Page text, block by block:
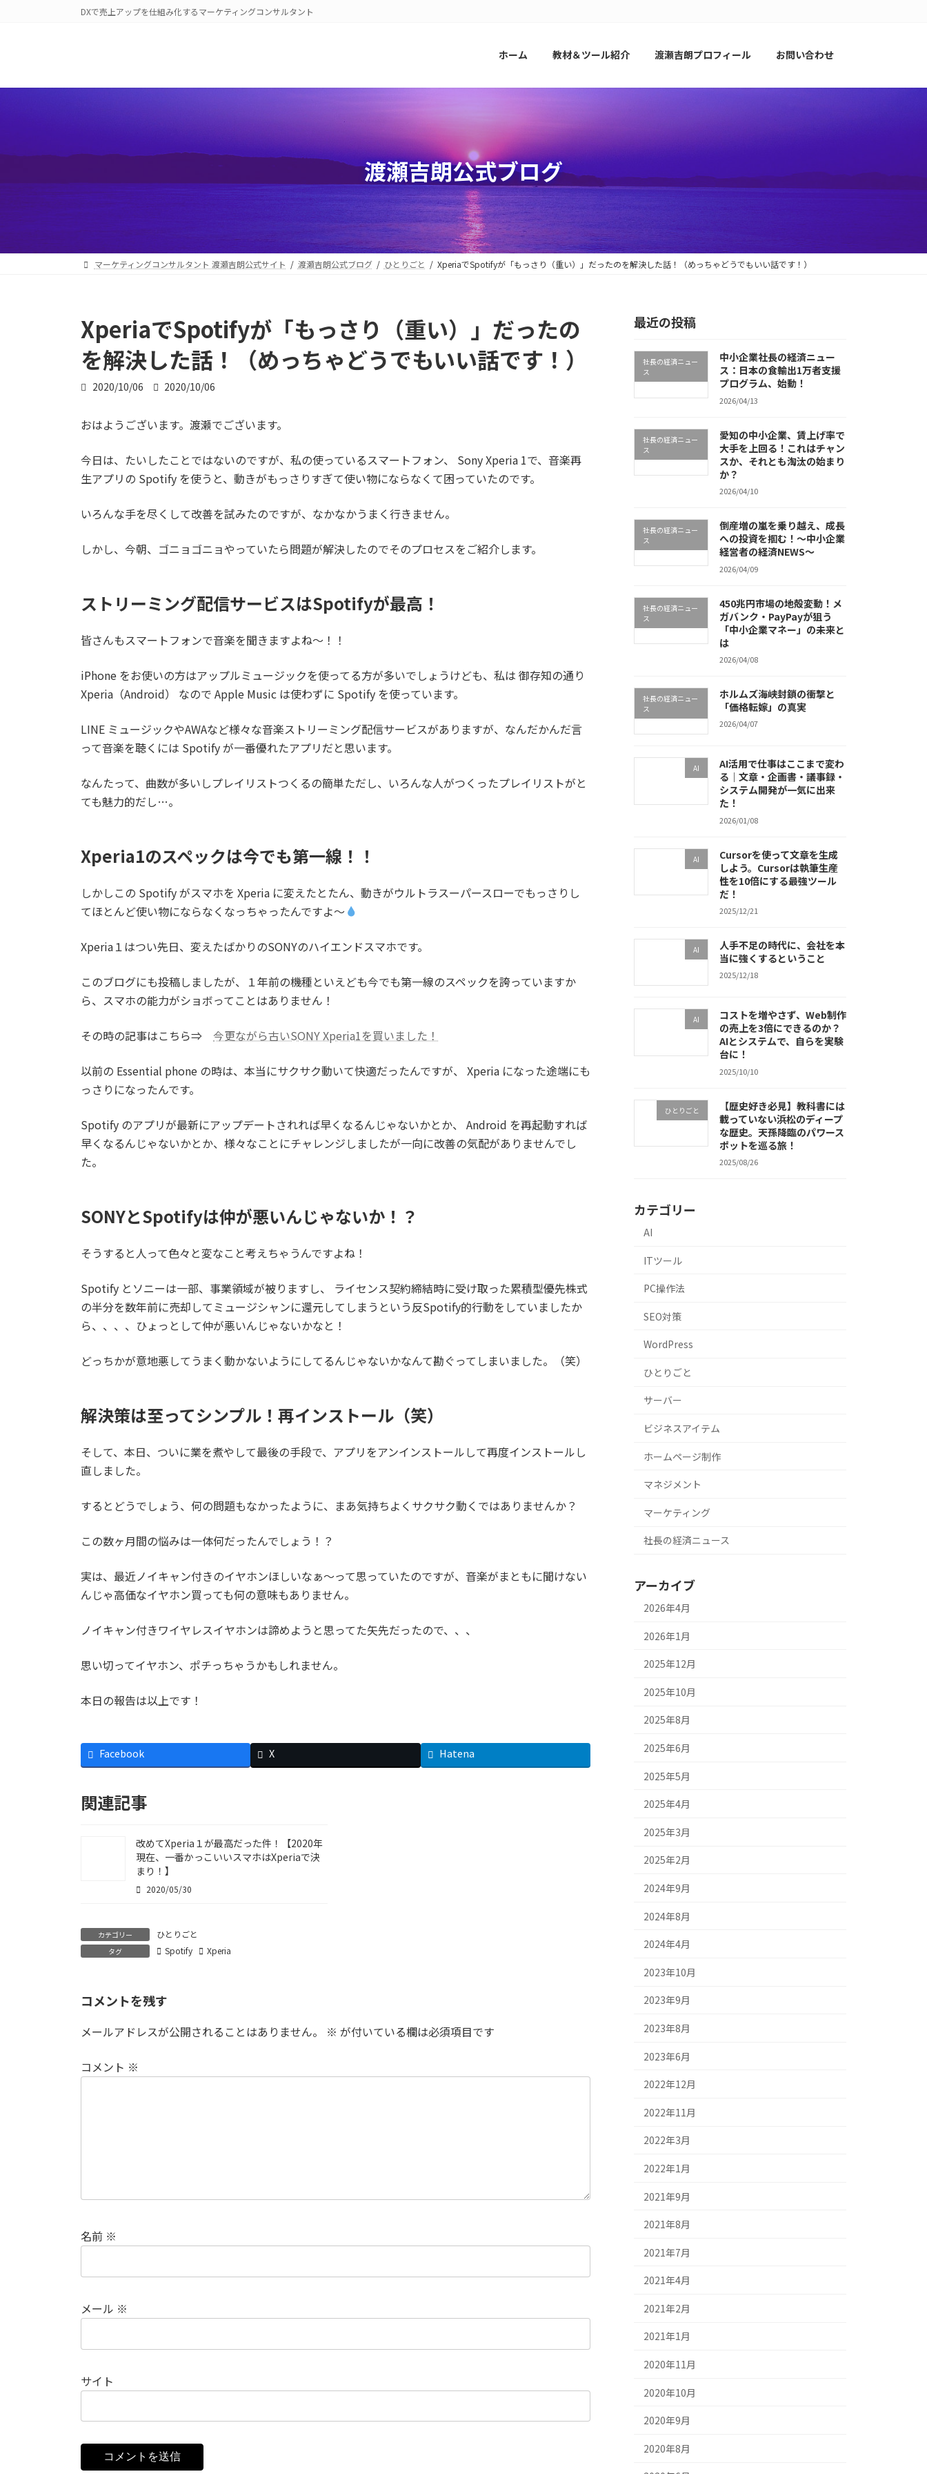
へ
プ
ョ
動
DXで売上アップを仕組み化するマーケティングコンサルタント
ホーム 教材＆ツール紹介 渡瀬吉朗プロフィール お問い合わせ
渡瀬吉朗公式ブログ
マーケティングコンサルタント 渡瀬吉朗公式サイト 渡瀬吉朗公式ブログ ひとりごと XperiaでSpotifyが「もっさり（重い）」だったのを解決した話！（めっちゃどうでもいい話です！）
XperiaでSpotifyが「もっさり（重い）」だったの
を解決した話！（めっちゃどうでもいい話です！）
2020/10/06
最
新
時
:
2020/10/06
おはようございます。渡瀬でございます。
今日は、たいしたことではないのですが、私の使っているスマートフォン、 Sony Xperia 1で、音楽再
生アプリの Spotify を使うと、動きがもっさりすぎて使い物にならなくて困っていたのです。
いろんな手を尽くして改善を試みたのですが、なかなかうまく行きません。
しかし、今朝、ゴニョゴニョやっていたら問題が解決したのでそのプロセスをご紹介します。
ストリーミング配信サービスはSpotifyが最高！
皆さんもスマートフォンで音楽を聞きますよね～！！
iPhone をお使いの方はアップルミュージックを使ってる方が多いでしょうけども、私は 御存知の通り
Xperia（Android） なので Apple Music は使わずに Spotify を使っています。
LINE ミュージックやAWAなど様々な音楽ストリーミング配信サービスがありますが、なんだかんだ言
って音楽を聴くには Spotify が一番優れたアプリだと思います。
なんたって、曲数が多いしプレイリストつくるの簡単ただし、いろんな人がつくったプレイリストがと
ても魅力的だし…。
Xperia1のスペックは今でも第一線！！
しかしこの Spotify がスマホを Xperia に変えたとたん、動きがウルトラスーパースローでもっさりし
てほとんど使い物にならなくなっちゃったんですよ～
Xperia１はつい先日、変えたばかりのSONYのハイエンドスマホです。
このブログにも投稿しましたが、１年前の機種といえども今でも第一線のスペックを誇っていますか
ら、スマホの能力がショボってことはありません！
その時の記事はこちら⇒ 今更ながら古いSONY Xperia1を買いました！
以前の Essential phone の時は、本当にサクサク動いて快適だったんですが、 Xperia になった途端にも
っさりになったんです。
Spotify のアプリが最新にアップデートされれば早くなるんじゃないかとか、 Android を再起動すれば
早くなるんじゃないかとか、様々なことにチャレンジしましたが一向に改善の気配がありませんでし
た。
SONYとSpotifyは仲が悪いんじゃないか！？
そうすると人って色々と変なこと考えちゃうんですよね！
Spotify とソニーは一部、事業領域が被りますし、 ライセンス契約締結時に受け取った累積型優先株式
の半分を数年前に売却してミュージシャンに還元してしまうという反Spotify的行動をしていましたか
ら、、、、ひょっとして仲が悪いんじゃないかなと！
どっちかが意地悪してうまく動かないようにしてるんじゃないかなんて勘ぐってしまいました。（笑）
解決策は至ってシンプル！再インストール（笑）
そして、本日、ついに業を煮やして最後の手段で、アプリをアンインストールして再度インストールし
直しました。
するとどうでしょう、何の問題もなかったように、まあ気持ちよくサクサク動くではありませんか？
この数ヶ月間の悩みは一体何だったんでしょう！？
実は、最近ノイキャン付きのイヤホンほしいなぁ～って思っていたのですが、音楽がまともに聞けない
んじゃ高価なイヤホン買っても何の意味もありません。
ノイキャン付きワイヤレスイヤホンは諦めようと思ってた矢先だったので、、、
思い切ってイヤホン、ポチっちゃうかもしれません。
本日の報告は以上です！
Facebook X Hatena
関連記事
改めてXperia１が最高だった件！【2020年
現在、一番かっこいいスマホはXperiaで決
まり！】
2020/05/30
カテゴリー ひとりごと
タグ Spotify Xperia
コメントを残す
メールアドレスが公開されることはありません。 ※ が付いている欄は必須項目です
コメント ※
名前 ※
メール ※
サイト
最近の投稿
社長の経済ニュー
ス
中小企業社長の経済ニュー
ス：日本の食輸出1万者支援
プログラム、始動！
2026/04/13
社長の経済ニュー
ス
愛知の中小企業、賃上げ率で
大手を上回る！これはチャン
スか、それとも淘汰の始まり
か？
2026/04/10
社長の経済ニュー
ス
倒産増の嵐を乗り越え、成長
への投資を掴む！～中小企業
経営者の経済NEWS～
2026/04/09
社長の経済ニュー
ス
450兆円市場の地殻変動！メ
ガバンク・PayPayが狙う
「中小企業マネー」の未来と
は
2026/04/08
社長の経済ニュー
ス
ホルムズ海峡封鎖の衝撃と
「価格転嫁」の真実
2026/04/07
AI
AI活用で仕事はここまで変わ
る｜文章・企画書・議事録・
システム開発が一気に出来
た！
2026/01/08
AI
Cursorを使って文章を生成
しよう。Cursorは執筆生産
性を10倍にする最強ツール
だ！
2025/12/21
AI
人手不足の時代に、会社を本
当に強くするということ
2025/12/18
AI
コストを増やさず、Web制作
の売上を3倍にできるのか？
AIとシステムで、自らを実験
台に！
2025/10/10
ひとりごと
【歴史好き必見】教科書には
載っていない浜松のディープ
な歴史。天孫降臨のパワース
ポットを巡る旅！
2025/08/26
カテゴリー
AI
ITツール
PC操作法
SEO対策
WordPress
ひとりごと
サーバー
ビジネスアイテム
ホームページ制作
マネジメント
マーケティング
社長の経済ニュース
アーカイブ
2026年4月
2026年1月
2025年12月
2025年10月
2025年8月
2025年6月
2025年5月
2025年4月
2025年3月
2025年2月
2024年9月
2024年8月
2024年4月
2023年10月
2023年9月
2023年8月
2023年6月
2022年12月
2022年11月
2022年3月
2022年1月
2021年9月
2021年8月
2021年7月
2021年4月
2021年2月
2021年1月
2020年11月
2020年10月
2020年9月
2020年8月